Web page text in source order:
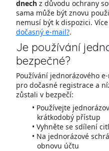
dnechz důvodu ochrany
sama může být znovu
nemusí být k dispozici.
dočasný e-mail?.
Je používání
bezpečné?
Používání jednorázového
pro dočasné registrace a
zůstali v bezpečí:
Používejte
krátkodobý přístup
Vyhněte se sdílení
Na jednorázové
obnovu účtu